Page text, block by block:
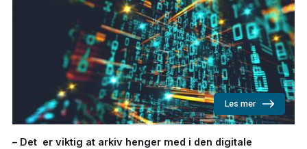
Les mer
– Det er viktig at arkiv henger med i den digitale